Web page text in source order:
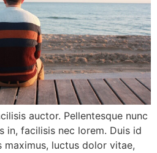
auctor. Pellentesque nunc
in, facilisis nec lorem. Duis id
luctus dolor vitae,